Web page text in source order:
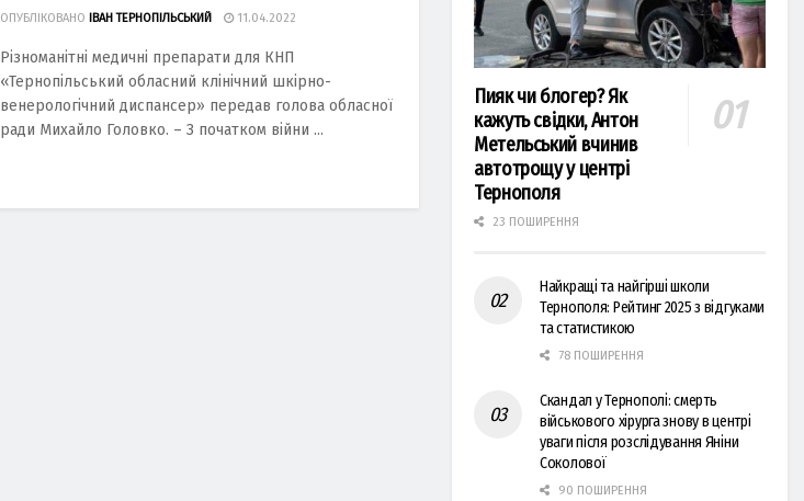
ОПУБЛІКОВАНО ІВАН ТЕРНОПІЛЬСЬКИЙ 11.04.2022
Різноманітні медичні препарати для КНП
«Тернопільський обласний клінічний шкірно-
венерологічний диспансер» передав голова обласної
ради Михайло Головко. – З початком війни ...
Пияк чи блогер? Як
кажуть свідки, Антон
Метельський вчинив
автотрощу у центрі
Тернополя
23 ПОШИРЕННЯ
Найкращі та найгірші школи
Тернополя: Рейтинг 2025 з відгуками
та статистикою
78 ПОШИРЕННЯ
Скандал у Тернополі: смерть
військового хірурга знову в центрі
уваги після розслідування Яніни
Соколової
90 ПОШИРЕННЯ